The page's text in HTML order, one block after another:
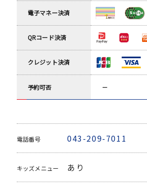
電子マネー決済
QRコード決済
クレジット決済
予約可否 －
電話番号 043-209-7011
キッズメニュー あり